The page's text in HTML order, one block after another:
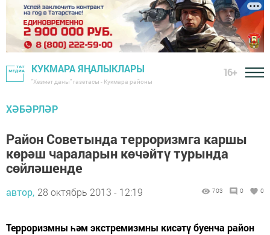
КУКМАРА ЯҢАЛЫКЛАРЫ
"Хезмәт даны" газетасы - Кукмара районы
16+
ХӘБӘРЛӘР
Район Советында терроризмга каршы
көрәш чараларын көчәйтү турында
сөйләшенде
автор, 28 октябрь 2013 - 12:19 703 0 0
Терроризмны һәм экстремизмны кисәтү буенча район